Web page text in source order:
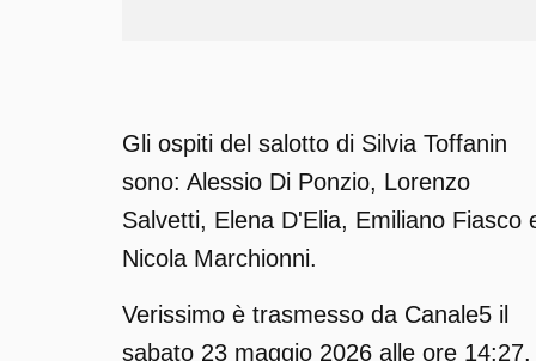
Gli ospiti del salotto di Silvia Toffanin
sono: Alessio Di Ponzio, Lorenzo
Salvetti, Elena D'Elia, Emiliano Fiasco
Nicola Marchionni.
Verissimo è trasmesso da Canale5 il
sabato 23 maggio 2026 alle ore 14:27.